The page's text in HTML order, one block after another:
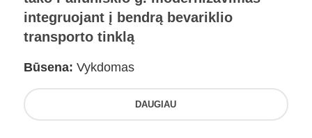
integruojant į bendrą bevariklio
transporto tinklą
Būsena: Vykdomas
DAUGIAU